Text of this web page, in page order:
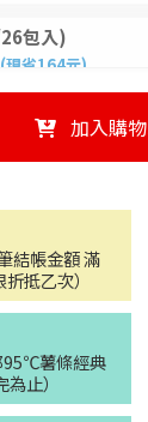
包入)
現省164元)
加入購
結帳金額 滿
抵乙次）
薯條經典
止）